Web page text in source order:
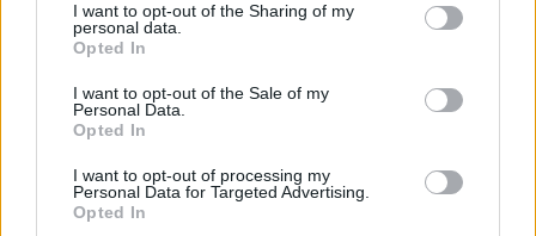
I want to opt-out of the Sharing of my
personal data.
Opted In
I want to opt-out of the Sale of my
Personal Data.
Opted In
I want to opt-out of processing my
Personal Data for Targeted Advertising.
Opted In
forint jut a sármelléki Hévíz–Balaton Airportnak.